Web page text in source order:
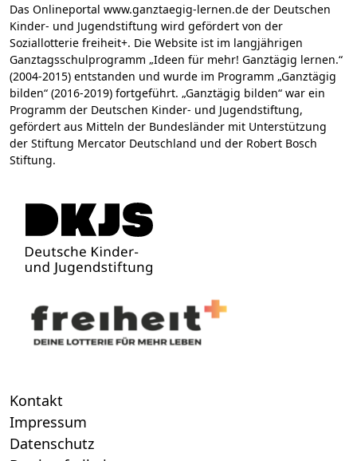
Das Onlineportal www.ganztaegig-lernen.de der Deutschen
Kinder- und Jugendstiftung wird gefördert von der
Soziallotterie freiheit+. Die Website ist im langjährigen
Ganztagsschulprogramm „Ideen für mehr! Ganztägig lernen.“
(2004-2015) entstanden und wurde im Programm „Ganztägig
bilden“ (2016-2019) fortgeführt. „Ganztägig bilden“ war ein
Programm der Deutschen Kinder- und Jugendstiftung,
gefördert aus Mitteln der Bundesländer mit Unterstützung
der Stiftung Mercator Deutschland und der Robert Bosch
Stiftung.
Kontakt
Impressum
Datenschutz